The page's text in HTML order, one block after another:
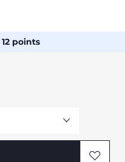
12 points
Me prévenir